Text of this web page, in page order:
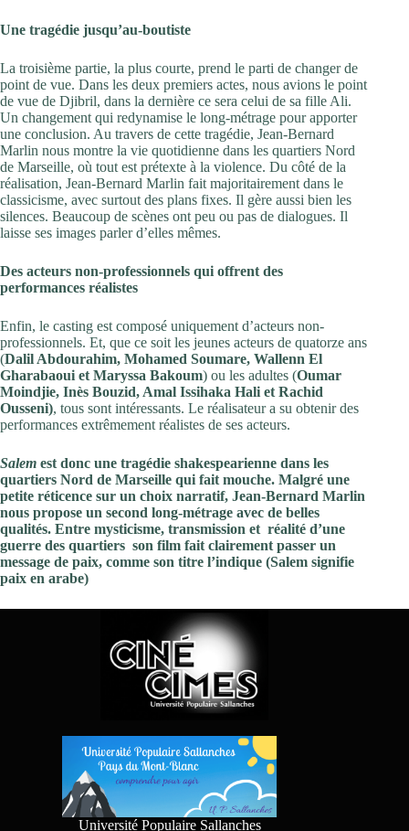
Une tragédie jusqu’au-boutiste
La troisième partie, la plus courte, prend le parti de changer de
point de vue. Dans les deux premiers actes, nous avions le point
de vue de Djibril, dans la dernière ce sera celui de sa fille Ali.
Un changement qui redynamise le long-métrage pour apporter
une conclusion. Au travers de cette tragédie, Jean-Bernard
Marlin nous montre la vie quotidienne dans les quartiers Nord
de Marseille, où tout est prétexte à la violence. Du côté de la
réalisation, Jean-Bernard Marlin fait majoritairement dans le
classicisme, avec surtout des plans fixes. Il gère aussi bien les
silences. Beaucoup de scènes ont peu ou pas de dialogues. Il
laisse ses images parler d’elles mêmes.
Des acteurs non-professionnels qui offrent des
performances réalistes
Enfin, le casting est composé uniquement d’acteurs non-
professionnels. Et, que ce soit les jeunes acteurs de quatorze ans
(Dalil Abdourahim, Mohamed Soumare, Wallenn El
Gharabaoui et Maryssa Bakoum) ou les adultes (Oumar
Moindjie, Inès Bouzid, Amal Issihaka Hali et Rachid
Ousseni), tous sont intéressants. Le réalisateur a su obtenir des
performances extrêmement réalistes de ses acteurs.
Salem est donc une tragédie shakespearienne dans les
quartiers Nord de Marseille qui fait mouche. Malgré une
petite réticence sur un choix narratif, Jean-Bernard Marlin
nous propose un second long-métrage avec de belles
qualités. Entre mysticisme, transmission et réalité d’une
guerre des quartiers son film fait clairement passer un
message de paix, comme son titre l’indique (Salem signifie
paix en arabe)
Université Populaire Sallanches